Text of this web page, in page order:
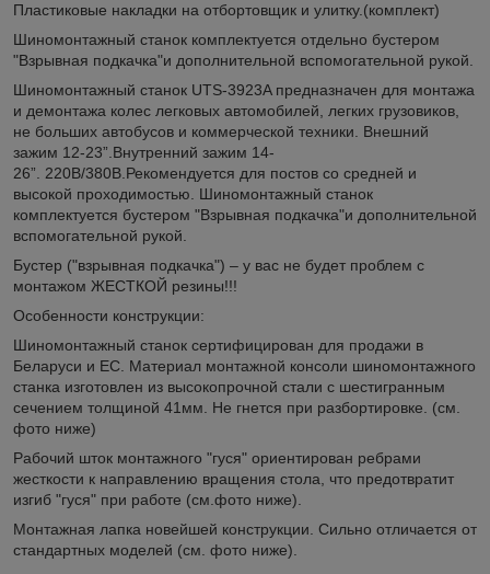
Пластиковые накладки на отбортовщик и улитку.(комплект)
Шиномонтажный станок комплектуется отдельно бустером
"Взрывная подкачка"и дополнительной вспомогательной рукой.
Шиномонтажный станок UTS-3923A предназначен для монтажа
и демонтажа колес легковых автомобилей, легких грузовиков,
не больших автобусов и коммерческой техники. Внешний
зажим 12-23”.Внутренний зажим 14-
26”. 220В/380В.Рекомендуется для постов со средней и
высокой проходимостью. Шиномонтажный станок
комплектуется бустером "Взрывная подкачка"и дополнительной
вспомогательной рукой.
Бустер ("взрывная подкачка") – у вас не будет проблем с
монтажом ЖЕСТКОЙ резины!!!
Особенности конструкции:
Шиномонтажный станок сертифицирован для продажи в
Беларуси и ЕС. Материал монтажной консоли шиномонтажного
станка изготовлен из высокопрочной стали с шестигранным
сечением толщиной 41мм. Не гнется при разбортировке. (см.
фото ниже)
Рабочий шток монтажного "гуся" ориентирован ребрами
жесткости к направлению вращения стола, что предотвратит
изгиб "гуся" при работе (см.фото ниже).
Монтажная лапка новейшей конструкции. Сильно отличается от
стандартных моделей (см. фото ниже).